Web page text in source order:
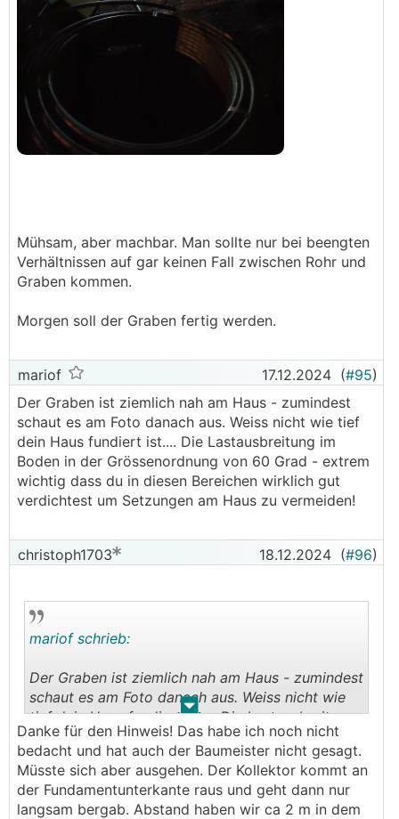
Mühsam, aber machbar. Man sollte nur bei beengten
Verhältnissen auf gar keinen Fall zwischen Rohr und
Graben kommen.
Morgen soll der Graben fertig werden.
mariof 17.12.2024 (#95)
Der Graben ist ziemlich nah am Haus - zumindest
schaut es am Foto danach aus. Weiss nicht wie tief
dein Haus fundiert ist.... Die Lastausbreitung im
Boden in der Grössenordnung von 60 Grad - extrem
wichtig dass du in diesen Bereichen wirklich gut
verdichtest um Setzungen am Haus zu vermeiden!
christoph1703 18.12.2024 (#96)
. .
mariof schrieb:
Der Graben ist ziemlich nah am Haus - zumindest
schaut es am Foto danach aus. Weiss nicht wie
tief dein Haus fundiert ist.... Die Lastausbreitung
im Boden in der Grössenordnung von 60 Grad -
extrem wichtig dass du in diesen Bereichen
wirklich gut verdichtest um Setzungen am Haus
zu vermeiden!
Danke für den Hinweis! Das habe ich noch nicht
bedacht und hat auch der Baumeister nicht gesagt.
Müsste sich aber ausgehen. Der Kollektor kommt an
der Fundamentunterkante raus und geht dann nur
langsam bergab. Abstand haben wir ca 2 m in dem